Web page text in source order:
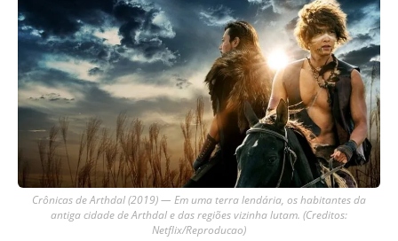
Crônicas de Arthdal (2019) — Em uma terra lendária, os habitantes da
antiga cidade de Arthdal e das regiões vizinha lutam. (Creditos:
Netflix/Reproducao)